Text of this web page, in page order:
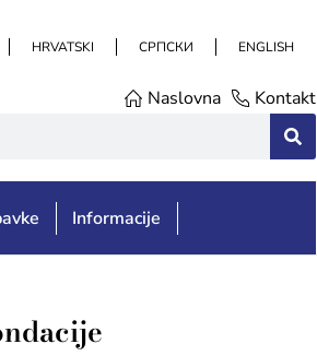
HRVATSKI СРПСКИ ENGLISH
Naslovna Kontakt
Informacije